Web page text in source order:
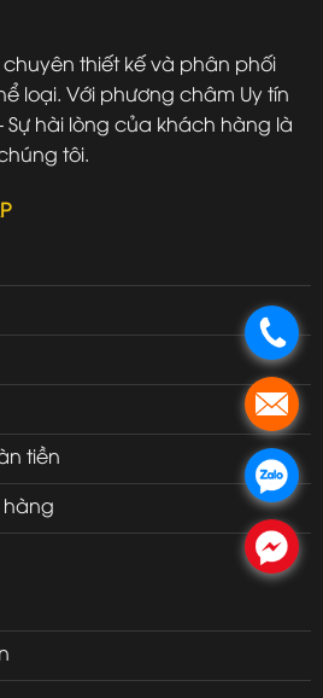
chuyên thiết kế và phân phối
loại. Với phương châm Uy tín
Sự hài lòng của khách hàng là
tôi.
tiền
hàng
.
.
.
.